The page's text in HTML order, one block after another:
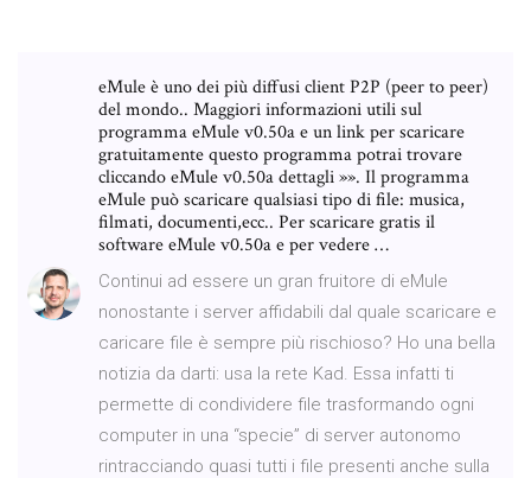
eMule è uno dei più diffusi client P2P (peer to peer)
del mondo.. Maggiori informazioni utili sul
programma eMule v0.50a e un link per scaricare
gratuitamente questo programma potrai trovare
cliccando eMule v0.50a dettagli »». Il programma
eMule può scaricare qualsiasi tipo di file: musica,
filmati, documenti,ecc.. Per scaricare gratis il
software eMule v0.50a e per vedere …
Continui ad essere un gran fruitore di eMule
nonostante i server affidabili dal quale scaricare e
caricare file è sempre più rischioso? Ho una bella
notizia da darti: usa la rete Kad. Essa infatti ti
permette di condividere file trasformando ogni
computer in una “specie” di server autonomo
rintracciando quasi tutti i file presenti anche sulla